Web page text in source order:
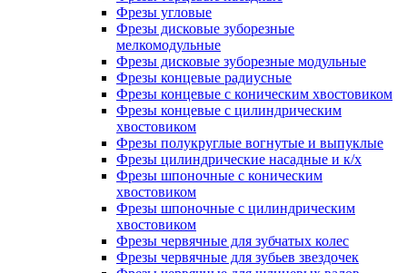
Фрезы угловые
Фрезы дисковые зуборезные
мелкомодульные
Фрезы дисковые зуборезные модульные
Фрезы концевые радиусные
Фрезы концевые с коническим хвостовиком
Фрезы концевые с цилиндрическим
хвостовиком
Фрезы полукруглые вогнутые и выпуклые
Фрезы цилиндрические насадные и к/х
Фрезы шпоночные с коническим
хвостовиком
Фрезы шпоночные с цилиндрическим
хвостовиком
Фрезы червячные для зубчатых колес
Фрезы червячные для зубьев звездочек